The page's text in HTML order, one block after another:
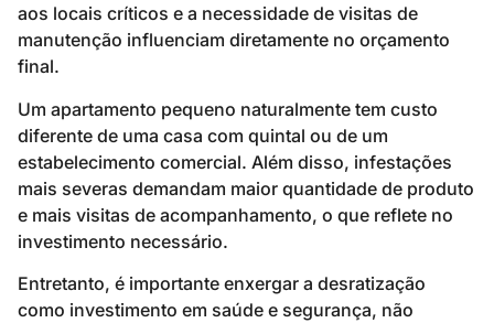
aos locais críticos e a necessidade de visitas de
manutenção influenciam diretamente no orçamento
final.
Um apartamento pequeno naturalmente tem custo
diferente de uma casa com quintal ou de um
estabelecimento comercial. Além disso, infestações
mais severas demandam maior quantidade de produto
e mais visitas de acompanhamento, o que reflete no
investimento necessário.
Entretanto, é importante enxergar a desratização
como investimento em saúde e segurança, não